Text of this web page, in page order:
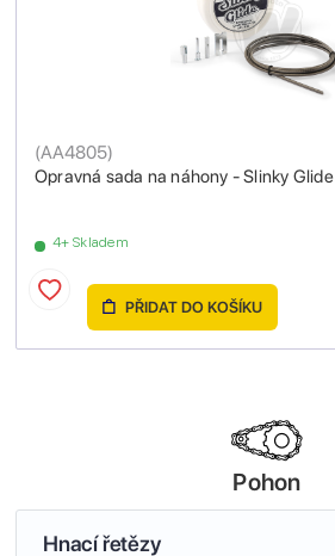
Opravná sada na náhony - Slinky Glide
(AA4805)
4+ Skladem
PŘIDAT DO KOŠÍKU
Pohon
Hnací řetězy